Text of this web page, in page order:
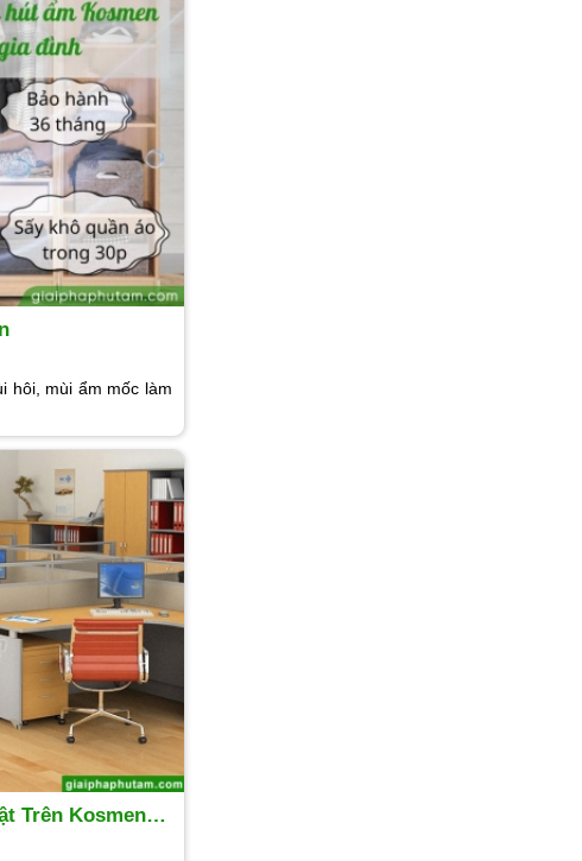
hôi, mùi ẩm mốc làm
Trên Kosmen